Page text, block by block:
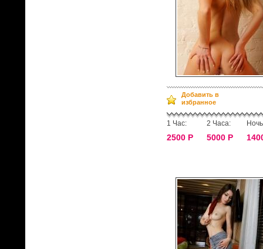
Добавить в
избранное
1 Час:
2500 Р
2 Часа:
5000 Р